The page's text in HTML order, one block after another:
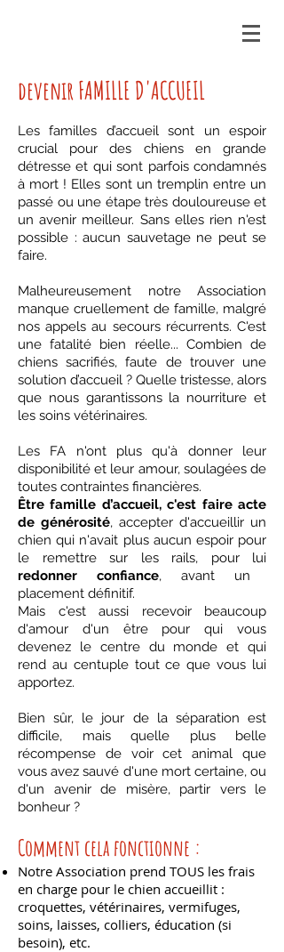
devenir FAMILLE D'ACCUEIL
Les familles d’accueil sont un espoir
crucial pour des chiens en grande
détresse et qui sont parfois condamnés
à mort ! Elles sont un tremplin entre un
passé ou une étape très douloureuse et
un avenir meilleur. Sans elles rien n'est
possible : aucun sauvetage ne peut se
faire.
Malheureusement notre Association
manque cruellement de famille, malgré
nos appels au secours récurrents. C'est
une fatalité bien réelle... Combien de
chiens sacrifiés, faute de trouver une
solution d’accueil ? Quelle tristesse, alors
que nous garantissons la nourriture et
les soins vétérinaires.
Les FA n'ont plus qu'à donner leur
disponibilité et leur amour, soulagées de
toutes contraintes financières.
Être famille d’accueil, c'est faire acte
de générosité, accepter d'accueillir un
chien qui n'avait plus aucun espoir pour
le remettre sur les rails, pour lui
redonner confiance, avant un
placement définitif.
Mais c'est aussi recevoir beaucoup
d'amour d'un être pour qui vous
devenez le centre du monde et qui
rend au centuple tout ce que vous lui
apportez.
Bien sûr, le jour de la séparation est
difficile, mais quelle plus belle
récompense de voir cet animal que
vous avez sauvé d'une mort certaine, ou
d'un avenir de misère, partir vers le
bonheur ?
Comment cela fonctionne :
Notre Association prend TOUS les frais
en charge pour le chien accueillit :
croquettes, vétérinaires, vermifuges,
soins, laisses, colliers, éducation (si
besoin), etc.